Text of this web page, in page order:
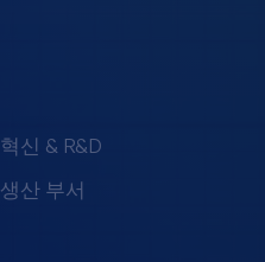
혁신 & R&D
생산 부서